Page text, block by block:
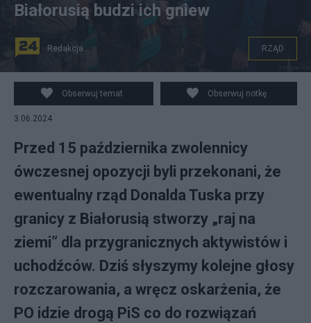
Donald Tusk (C). Fot.: Krystian Maj/KPRMCC BY-NC-ND
2.0 DEED
Białorusią budzi ich gniew
Redakcja RZĄD
Obserwuj temat Obserwuj notkę
3.06.2024
Przed 15 października zwolennicy
ówczesnej opozycji byli przekonani, że
ewentualny rząd Donalda Tuska przy
granicy z Białorusią stworzy „raj na
ziemi” dla przygranicznych aktywistów i
uchodźców. Dziś słyszymy kolejne głosy
rozczarowania, a wręcz oskarżenia, że
PO idzie drogą PiS co do rozwiązań